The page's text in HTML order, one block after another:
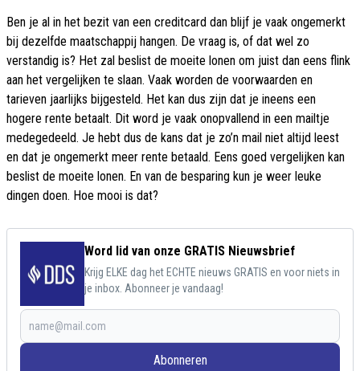
Ben je al in het bezit van een creditcard dan blijf je vaak ongemerkt
bij dezelfde maatschappij hangen. De vraag is, of dat wel zo
verstandig is? Het zal beslist de moeite lonen om juist dan eens flink
aan het vergelijken te slaan. Vaak worden de voorwaarden en
tarieven jaarlijks bijgesteld. Het kan dus zijn dat je ineens een
hogere rente betaalt. Dit word je vaak onopvallend in een mailtje
medegedeeld. Je hebt dus de kans dat je zo’n mail niet altijd leest
en dat je ongemerkt meer rente betaald. Eens goed vergelijken kan
beslist de moeite lonen. En van de besparing kun je weer leuke
dingen doen. Hoe mooi is dat?
Word lid van onze GRATIS Nieuwsbrief
Krijg ELKE dag het ECHTE nieuws GRATIS en voor niets in
je inbox. Abonneer je vandaag!
Abonneren